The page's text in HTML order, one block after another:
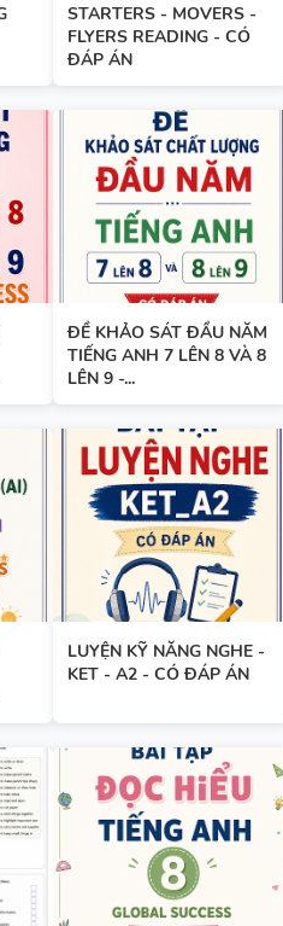
FORM TIẾNG ANH 8 -
THEO TỪNG UNIT
CÓ ĐÁP ÁN
FORM THEO TỪNG
ANH 7 - GLOBAL
KỲ 1 - CÓ ĐÁP ÁN
ANH - PDF AI
ANH 3
TIẾNG ANH 4 -
STARTERS - MOVERS -
FLYERS READING - CÓ
ĐÁP ÁN
ĐỀ KHẢO SÁT ĐẦU NĂM
TIẾNG ANH 7 LÊN 8 VÀ 8
LÊN 9 -...
LUYỆN KỸ NĂNG NGHE -
KET - A2 - CÓ ĐÁP ÁN